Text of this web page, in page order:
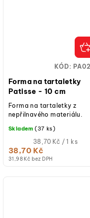
Forma na tartaletky
Patisse - 10 cm
31,98 Kč bez DPH
38,70 Kč
Měrná
cena:
(jednotková
38,70 Kč / 1 ks
Skladem (37 ks)
Forma na tartaletky z
nepřilnavého materiálu.
KÓD: